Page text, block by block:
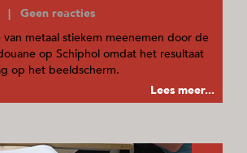
| Geen reacties
van metaal stiekem meenemen door de
op Schiphol omdat het resultaat
op het beeldscherm.
Lees meer...